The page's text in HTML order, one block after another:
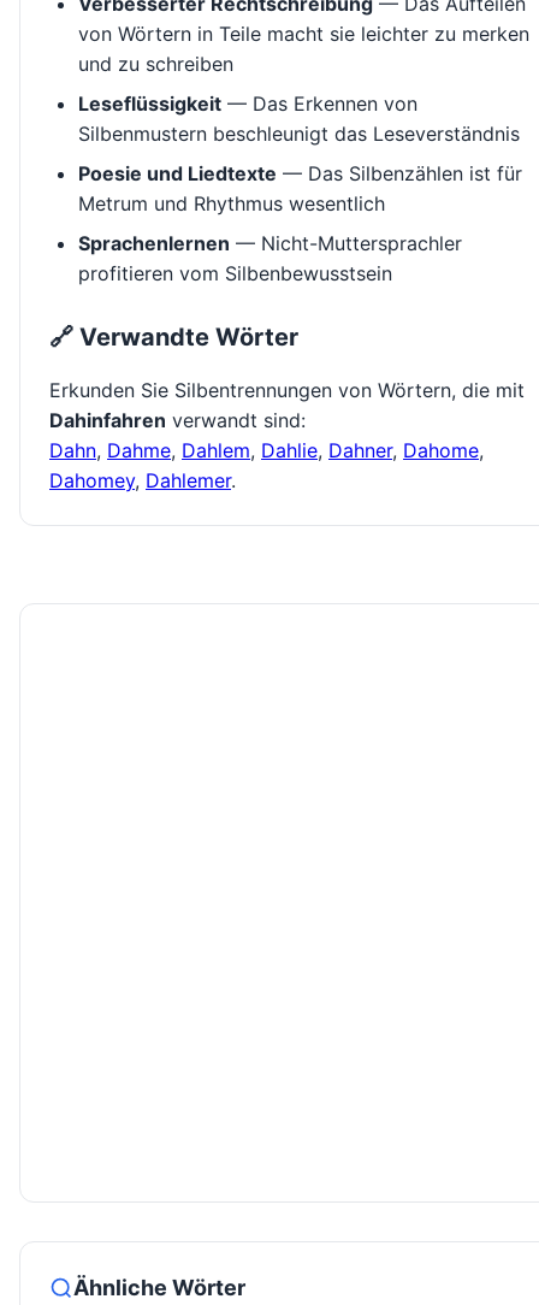
von Wörtern in Teile macht sie leichter zu merken
und zu schreiben
Leseflüssigkeit — Das Erkennen von
Silbenmustern beschleunigt das Leseverständnis
Poesie und Liedtexte — Das Silbenzählen ist für
Metrum und Rhythmus wesentlich
Sprachenlernen — Nicht-Muttersprachler
profitieren vom Silbenbewusstsein
🔗 Verwandte Wörter
Erkunden Sie Silbentrennungen von Wörtern, die mit
Dahinfahren verwandt sind:
Dahn, Dahme, Dahlem, Dahlie, Dahner, Dahome,
Dahomey, Dahlemer.
Ähnliche Wörter